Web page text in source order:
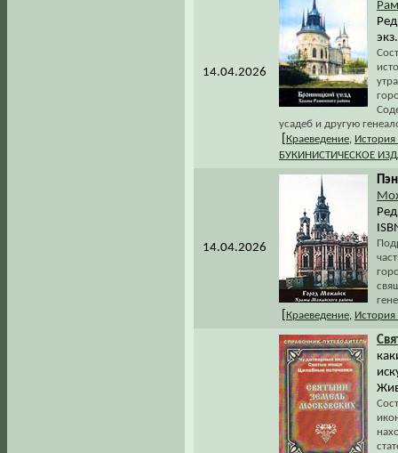
14.04.2026
усадеб и другую
Краеведение История
БУКИНИСТИЧЕСКОЕ
14.04.2026
Краеведение История